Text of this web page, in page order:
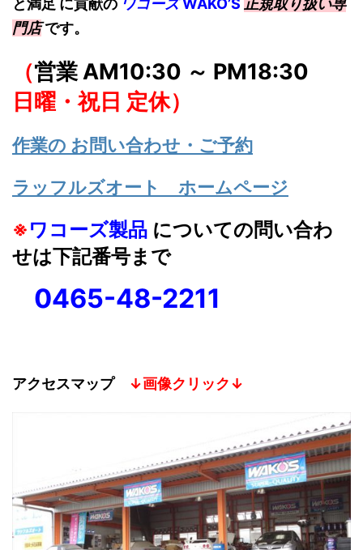
門店です。
（営業 AM10:30 ～ PM18:30
日曜・祝日 定休）
作業の お問い合わせ・ご予約
ラッフルズオート ホームページ
※ワコーズ製品 についての問い合わ
せは下記番号まで
0465-48-2211
アクセスマップ ↓画像クリック↓